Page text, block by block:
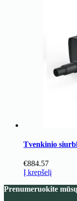
Tvenkinio
€884.57
Į krepšelį
Prenumeruokite